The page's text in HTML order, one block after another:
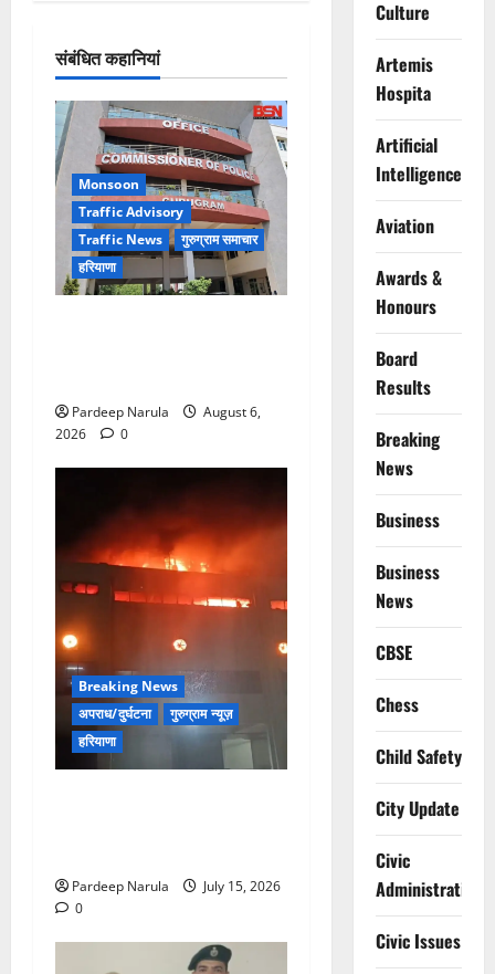
संबंधित कहानियां
Monsoon
Traffic Advisory
Traffic News
गुरुग्राम समाचार
हरियाणा
Pardeep Narula
August 6,
2026
0
Breaking News
अपराध/दुर्घटना
गुरुग्राम न्यूज़
हरियाणा
Pardeep Narula
July 15, 2026
0
Culture
Artemis
Hospita
Artificial
Intelligence
Aviation
Awards &
Honours
Board
Results
Breaking
News
Business
Business
News
CBSE
Chess
Child Safety
City Update
Civic
Administration
Civic Issues